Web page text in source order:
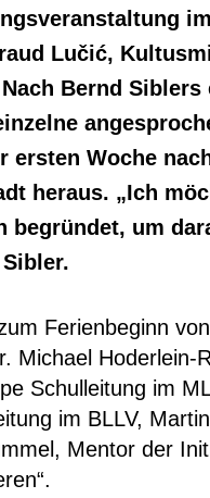
Lučić,
Bernd
ersten Woche
heraus. „Ich
begründet, um
Ferienbeginn
Michael Hoderlein-
Schulleitung im
im BLLV,
Mentor der